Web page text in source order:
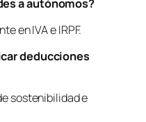
a autónomos?
en IVA e IRPF.
deducciones
sostenibilidad e